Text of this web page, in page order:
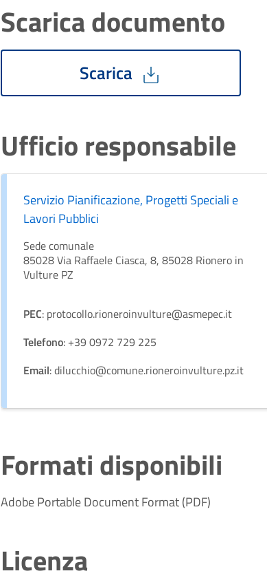
Scarica documento
Scarica
Ufficio responsabile
Servizio Pianificazione, Progetti Speciali e
Lavori Pubblici
Sede comunale
85028 Via Raffaele Ciasca, 8, 85028 Rionero in
Vulture PZ
PEC: protocollo.rioneroinvulture@asmepec.it
Telefono: +39 0972 729 225
Email: dilucchio@comune.rioneroinvulture.pz.it
Formati disponibili
Adobe Portable Document Format (PDF)
Licenza